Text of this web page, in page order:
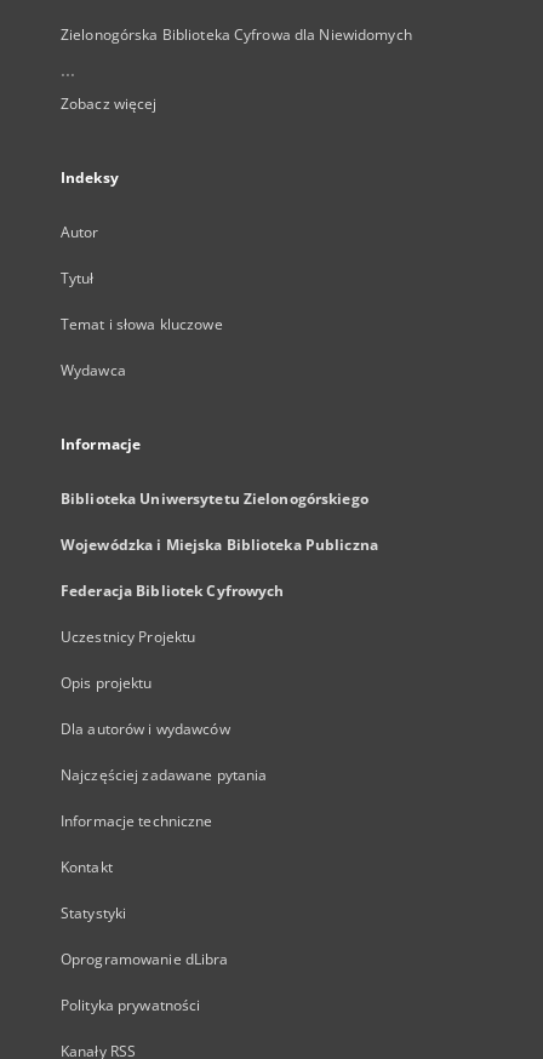
Zielonogórska Biblioteka Cyfrowa dla Niewidomych
...
Zobacz więcej
Indeksy
Autor
Tytuł
Temat i słowa kluczowe
Wydawca
Informacje
Biblioteka Uniwersytetu Zielonogórskiego
Wojewódzka i Miejska Biblioteka Publiczna
Federacja Bibliotek Cyfrowych
Uczestnicy Projektu
Opis projektu
Dla autorów i wydawców
Najczęściej zadawane pytania
Informacje techniczne
Kontakt
Statystyki
Oprogramowanie dLibra
Polityka prywatności
Kanały RSS